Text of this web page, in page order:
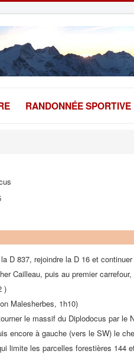
RANDONNÉE SPORTIVE
D 837, rejoindre la D 16 et
Cailleau, puis au premier
)
Malesherbes, 1h10)
le massif du Diplodocus par le
encore à gauche (vers le SW) le
limite les parcelles forestières 144